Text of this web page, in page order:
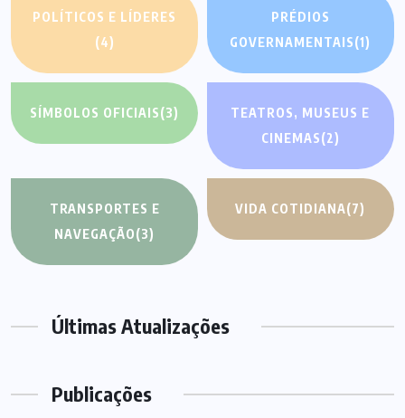
POLÍTICOS E LÍDERES
(4)
PRÉDIOS
GOVERNAMENTAIS(1)
SÍMBOLOS OFICIAIS(3)
TEATROS, MUSEUS E
CINEMAS(2)
TRANSPORTES E
NAVEGAÇÃO(3)
VIDA COTIDIANA(7)
Últimas Atualizações
Publicações